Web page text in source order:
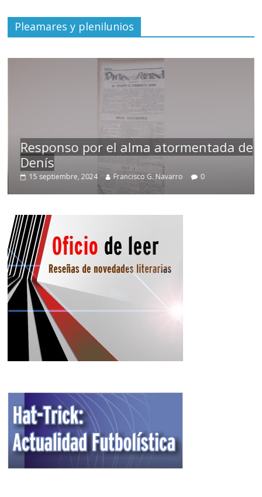
Pleamares y plenilunios
Responso por el alma atormentada de
Denís
15 septiembre, 2024 Francisco G. Navarro 0